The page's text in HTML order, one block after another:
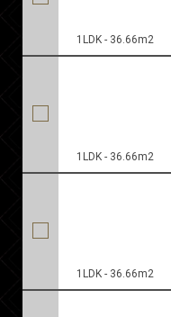
1LDK - 36.66m2
1LDK - 36.66m2
1LDK - 36.66m2